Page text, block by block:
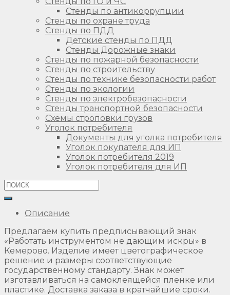
Стенды по антикоррупции
Стенды по охране труда
Стенды по ПДД
Детские стенды по ПДД
Стенды Дорожные знаки
Стенды по пожарной безопасности
Стенды по строительству
Стенды по технике безопасности работ
Стенды по экологии
Стенды по электробезопасности
Стенды транспортной безопасности
Схемы строповки грузов
Уголок потребителя
Документы для уголка потребителя
Уголок покупателя для ИП
Уголок потребителя 2019
Уголок потребителя для ИП
Описание
Предлагаем купить предписывающий знак
«Работать инструментом не дающим искры» в
Кемерово. Изделие имеет цветографическое
решение и размеры соответствующие
государственному стандарту. Знак может
изготавливаться на самоклеящейся пленке или
пластике. Доставка заказа в кратчайшие сроки.